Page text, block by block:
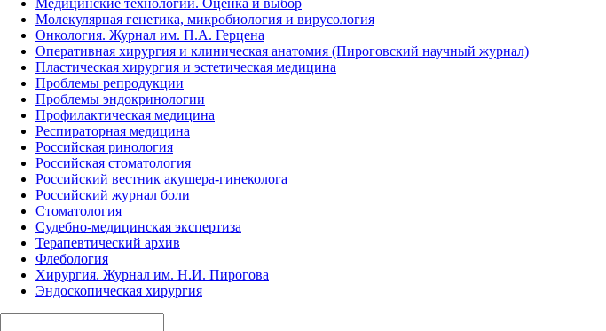
Медицинские технологии. Оценка и выбор
Молекулярная генетика, микробиология и вирусология
Онкология. Журнал им. П.А. Герцена
Оперативная хирургия и клиническая анатомия (Пироговский научный журнал)
Пластическая хирургия и эстетическая медицина
Проблемы репродукции
Проблемы эндокринологии
Профилактическая медицина
Респираторная медицина
Российская ринология
Российская стоматология
Российский вестник акушера-гинеколога
Российский журнал боли
Стоматология
Судебно-медицинская экспертиза
Терапевтический архив
Флебология
Хирургия. Журнал им. Н.И. Пирогова
Эндоскопическая хирургия